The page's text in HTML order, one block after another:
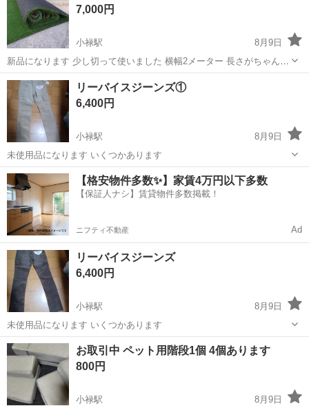
7,000円
小禄駅
8月9日
新品になります 少し切って使いました 横幅2メーター 長さがちゃんと
計れてなくて 4メーターぐらいかと思います マットになってるので重
量がありますので軽トラとかで引き取りが良いかもしれないです
沖縄 島尻郡 小禄駅
リーバイスジーンズ①
6,400円
小禄駅
8月9日
未使用品になります いくつかあります
沖縄 島尻郡 小禄駅 その他 リーバイス
【格安物件多数✨】家賃4万円以下多数
【保証人ナシ】賃貸物件多数掲載！
ニフティ不動産 Ad
リーバイスジーンズ
6,400円
小禄駅
8月9日
未使用品になります いくつかあります
沖縄 島尻郡 小禄駅 その他
お取引中 ペット用階段1個 4個あります
800円
小禄駅
8月9日